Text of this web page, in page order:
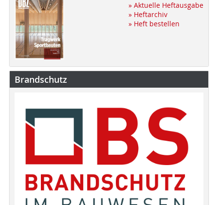
» Aktuelle Heftausgabe
» Heftarchiv
» Heft bestellen
Brandschutz